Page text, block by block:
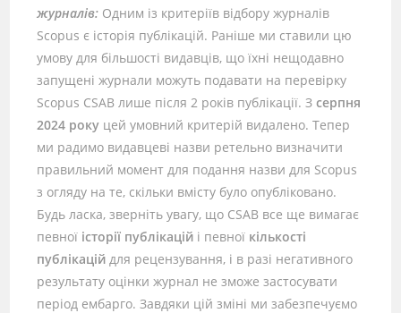
журналів: Одним із критеріїв відбору журналів
Scopus є історія публікацій. Раніше ми ставили цю
умову для більшості видавців, що їхні нещодавно
запущені журнали можуть подавати на перевірку
Scopus CSAB лише після 2 років публікації. Зсерпня
2024 року цей умовний критерій видалено. Тепер
ми радимо видавцеві назви ретельно визначити
правильний момент для подання назви для Scopus
з огляду на те, скільки вмісту було опубліковано.
Будь ласка, зверніть увагу, що CSAB все ще вимагає
певної історії публікацій і певної кількості
публікацій для рецензування, і в разі негативного
результату оцінки журнал не зможе застосувати
період ембарго. Завдяки цій зміні ми забезпечуємо